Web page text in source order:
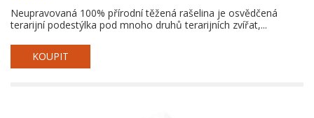
Neupravovaná 100% přírodní těžená rašelina je osvědčená
terarijní podestýlka pod mnoho druhů terarijních zvířat,...
KOUPIT